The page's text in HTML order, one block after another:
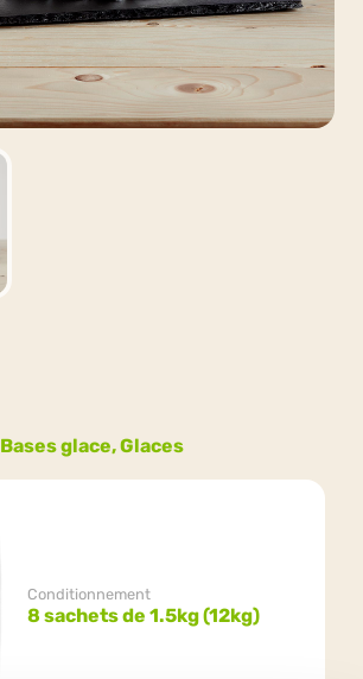
Bases glace,Glaces
Conditionnement
8 sachets de 1.5kg (12kg)